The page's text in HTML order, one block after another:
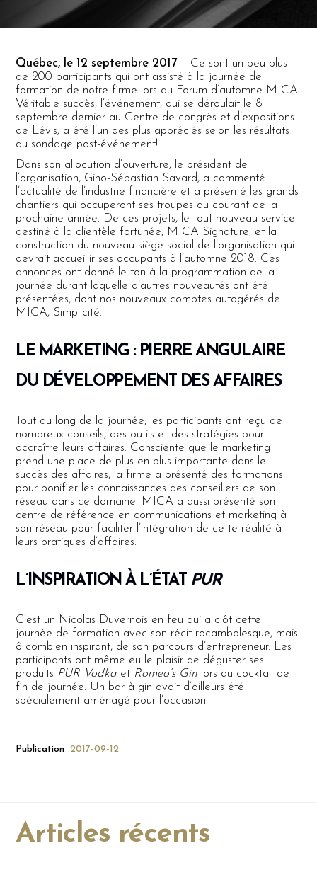
Québec, le 12 septembre 2017 – Ce sont un peu plus
de 200 participants qui ont assisté à la journée de
formation de notre firme lors du Forum d’automne MICA.
Véritable succès, l’événement, qui se déroulait le 8
septembre dernier au Centre de congrès et d’expositions
de Lévis, a été l’un des plus appréciés selon les résultats
du sondage post-événement!
Dans son allocution d’ouverture, le président de
l’organisation, Gino-Sébastian Savard, a commenté
l’actualité de l’industrie financière et a présenté les grands
chantiers qui occuperont ses troupes au courant de la
prochaine année. De ces projets, le tout nouveau service
destiné à la clientèle fortunée, MICA Signature, et la
construction du nouveau siège social de l’organisation qui
devrait accueillir ses occupants à l’automne 2018. Ces
annonces ont donné le ton à la programmation de la
journée durant laquelle d’autres nouveautés ont été
présentées, dont nos nouveaux comptes autogérés de
MICA, Simplicité.
LE MARKETING : PIERRE ANGULAIRE
DU DÉVELOPPEMENT DES AFFAIRES
Tout au long de la journée, les participants ont reçu de
nombreux conseils, des outils et des stratégies pour
accroître leurs affaires. Consciente que le marketing
prend une place de plus en plus importante dans le
succès des affaires, la firme a présenté des formations
pour bonifier les connaissances des conseillers de son
réseau dans ce domaine. MICA a aussi présenté son
centre de référence en communications et marketing à
son réseau pour faciliter l’intégration de cette réalité à
leurs pratiques d’affaires.
L’INSPIRATION À L’ÉTAT PUR
C’est un Nicolas Duvernois en feu qui a clôt cette
journée de formation avec son récit rocambolesque, mais
ô combien inspirant, de son parcours d’entrepreneur. Les
participants ont même eu le plaisir de déguster ses
produits PUR Vodka et Romeo’s Gin lors du cocktail de
fin de journée. Un bar à gin avait d’ailleurs été
spécialement aménagé pour l’occasion.
Publication 2017-09-12
Articles récents